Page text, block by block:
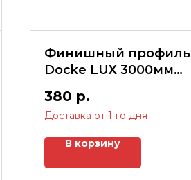
Финишный профиль
Docke LUX 3000мм
Доставка от 1-го дня
380 р.
В корзину